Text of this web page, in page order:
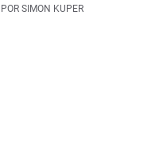
POR SIMON KUPER